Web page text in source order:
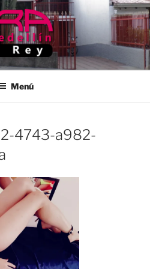
Menú
4743-a982-